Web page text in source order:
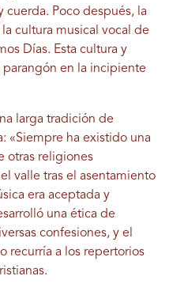
Poco después, la
cultura musical vocal de
Días. Esta cultura y
en la incipiente
larga tradición de
«Siempre ha existido una
otras religiones
valle tras el asentamiento
era aceptada y
una ética de
confesiones, y el
recurría a los repertorios